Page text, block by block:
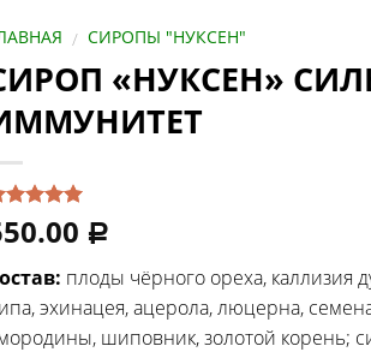
/ СИРОПЫ "НУКСЕН"
«НУКСЕН»
из 5
Р
плоды чёрного ореха, каллизия
эхинацея, ацерола, люцерна,
шиповник, золотой корень;